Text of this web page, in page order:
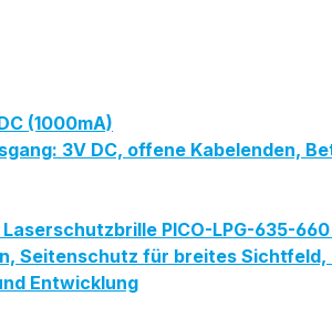
(1000mA)
3V DC, offene Kabelenden,
PICO-LPG-635-
Seitenschutz für breites
Entwicklung